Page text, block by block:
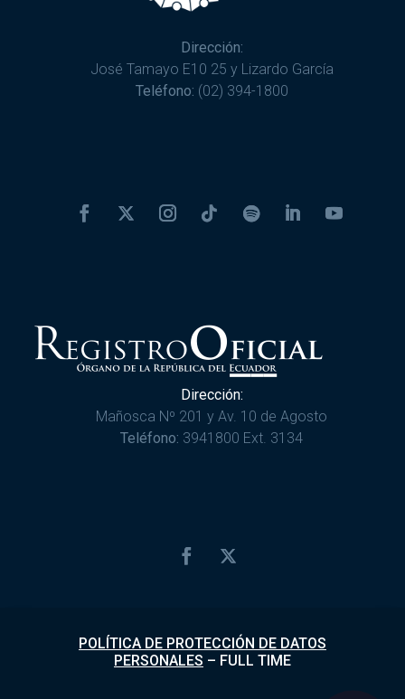
Dirección:
José Tamayo E10 25 y Lizardo García
Teléfono: (02) 394-1800
Dirección:
Mañosca Nº 201 y Av. 10 de Agosto
Teléfono: 3941800 Ext. 3134
POLÍTICA DE PROTECCIÓN DE DATOS
PERSONALES – FULL TIME